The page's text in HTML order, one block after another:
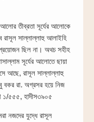
আলোর তীব্রতা সূর্যের আলোকে
রাসূল সাল্লাল্লাহু আলাইহি
ছিল না। অথচ সহীহ
সূর্যের আলোতে ছায়া
আছে, রাসূল সাল্লাল্লাহু
বকর রা. অগ্রসর হয়ে নিজ
১/৫৫৫, হাদীস৩৯০৫
নজদের যুদ্ধে রাসূল